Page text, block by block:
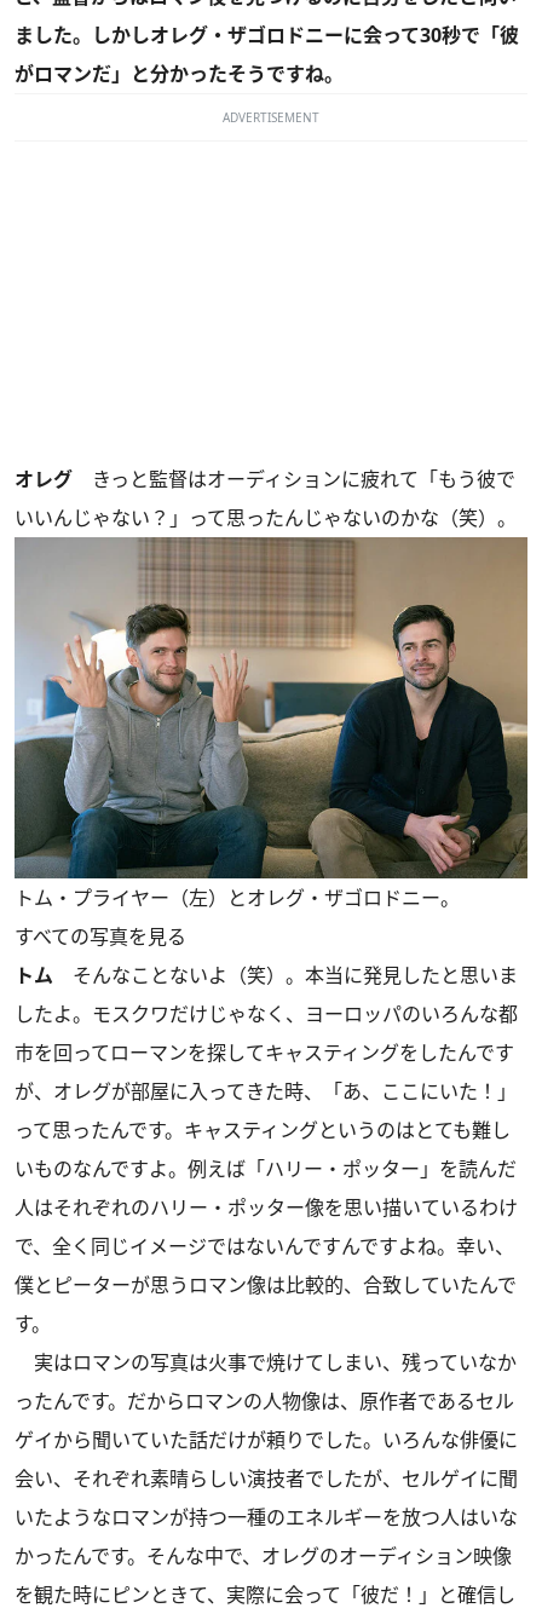
ました。しかしオレグ・ザゴロドニーに会って30秒で「彼
がロマンだ」と分かったそうですね。
ADVERTISEMENT
オレグ きっと監督はオーディションに疲れて「もう彼で
いいんじゃない？」って思ったんじゃないのかな（笑）。
トム・プライヤー（左）とオレグ・ザゴロドニー。
すべての写真を見る
トム そんなことないよ（笑）。本当に発見したと思いま
したよ。モスクワだけじゃなく、ヨーロッパのいろんな都
市を回ってローマンを探してキャスティングをしたんです
が、オレグが部屋に入ってきた時、「あ、ここにいた！」
って思ったんです。キャスティングというのはとても難し
いものなんですよ。例えば「ハリー・ポッター」を読んだ
人はそれぞれのハリー・ポッター像を思い描いているわけ
で、全く同じイメージではないんですんですよね。幸い、
僕とピーターが思うロマン像は比較的、合致していたんで
す。
実はロマンの写真は火事で焼けてしまい、残っていなか
ったんです。だからロマンの人物像は、原作者であるセル
ゲイから聞いていた話だけが頼りでした。いろんな俳優に
会い、それぞれ素晴らしい演技者でしたが、セルゲイに聞
いたようなロマンが持つ一種のエネルギーを放つ人はいな
かったんです。そんな中で、オレグのオーディション映像
を観た時にピンときて、実際に会って「彼だ！」と確信し